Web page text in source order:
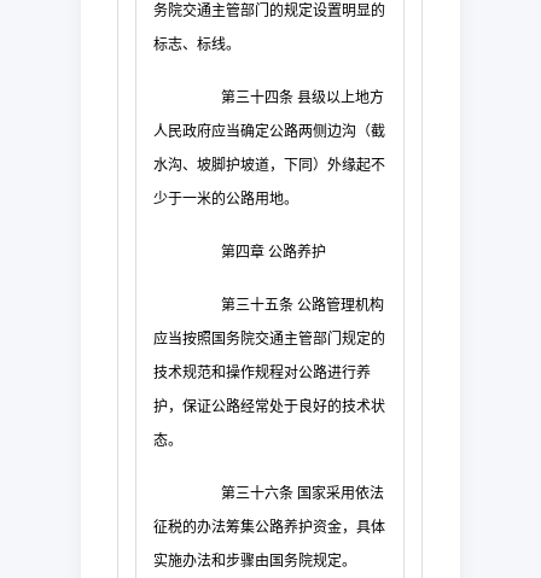
务院交通主管部门的规定设置明显的
标志、标线。
第三十四条 县级以上地方
人民政府应当确定公路两侧边沟（截
水沟、坡脚护坡道，下同）外缘起不
少于一米的公路用地。
第四章 公路养护
第三十五条 公路管理机构
应当按照国务院交通主管部门规定的
技术规范和操作规程对公路进行养
护，保证公路经常处于良好的技术状
态。
第三十六条 国家采用依法
征税的办法筹集公路养护资金，具体
实施办法和步骤由国务院规定。